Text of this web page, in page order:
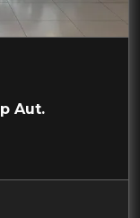
Aut.